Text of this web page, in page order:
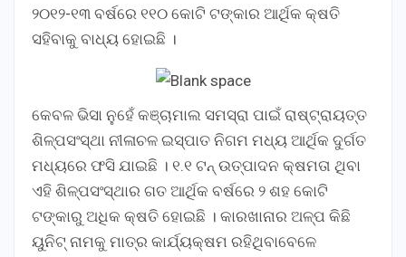
୨୦୧୨-୧୩ ବର୍ଷରେ ୧୧୦ କୋଟି ଟଙ୍କାର ଆର୍ଥିକ କ୍ଷତି
ସହିବାକୁ ବାଧ୍ୟ ହୋଇଛି ।
କେବଳ ଭିସା ନୁହେଁ କଞ୍ଚାମାଲ ସମସ୍ରା ପାଇଁ ରାଷ୍ଟ୍ରାୟତ୍ତ
ଶିଳ୍ପସଂସ୍ଥା ନୀଳାଚଳ ଇସ୍ପାତ ନିଗମ ମଧ୍ୟ ଆର୍ଥିକ ଦୁର୍ଗତ
ମଧ୍ୟରେ ଫସି ଯାଇଛି । ୧.୧ ଟନ୍ ଉତ୍ପାଦନ କ୍ଷମତା ଥିବା
ଏହି ଶିଳ୍ପସଂସ୍ଥାର ଗତ ଆର୍ଥିକ ବର୍ଷରେ ୨ ଶହ କୋଟି
ଟଙ୍କାରୁ ଅଧିକ କ୍ଷତି ହୋଇଛି । କାରଖାନାର ଅଳ୍ପ କିଛି
ୟୁନିଟ୍ ନାମକୁ ମାତ୍ର କାର୍ଯ୍ୟକ୍ଷମ ରହିଥିବାବେଳେ